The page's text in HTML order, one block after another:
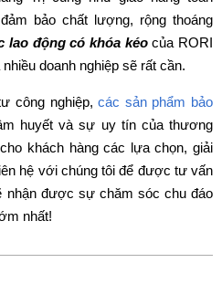
bảo chất lượng, rộng thoáng
lao động có khóa kéocủa RORI
doanh nghiệp sẽ rất cần.
công nghiệp,các sản phẩm bảo
huyết và sự uy tín của thương
khách hàng các lựa chọn, giải
hệ với chúng tôi để được tư vấn
nhận được sự chăm sóc chu đáo
nhất!